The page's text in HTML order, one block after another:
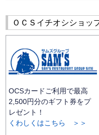
ＯＣＳイチオシショッ
OCSカードご利用で最高
2,500円分のギフト券をプ
レゼント！
くわしくはこちら ＞＞